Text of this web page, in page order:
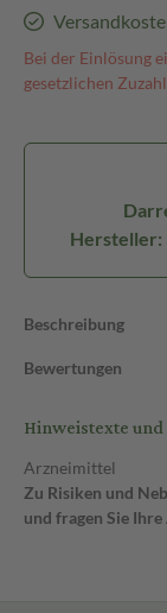
Bei der Einlösung
gesetzlichen
Hersteller:
Beschreibung
Bewertungen
Hinweistexte
Arzneimittel
Zu Risiken und
und fragen Sie